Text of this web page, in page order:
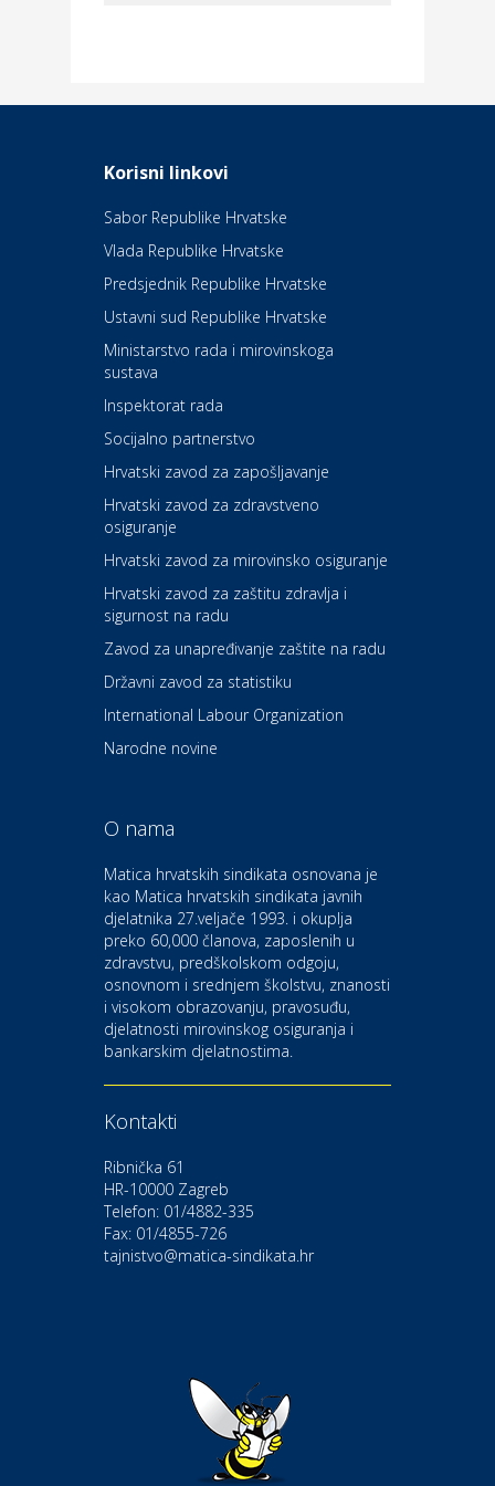
Daruvarske toplice – ljekovita
Kultura i edukacija
Kazalište Kerempuh
Kultura i edukacija
Kazalište ZKM
Auto-moto i tehnika
Zdravlje i osiguranje
Povoljnosti
Dental Sudar
Dom i dizajn
Euro-vrt – kosilice, motorne
Odmor
Bistrica
Auto-moto i tehnika
CIAK Auto d.o.o.
Kultura i edukacija
Kazalište Gavella
Moda i ljepota
Gastro
Hotel Bunčić Vrbovec
Izletište i vinotočje VINIA
Korisni linkovi
Sabor Republike Hrvatske
Vlada Republike Hrvatske
Predsjednik Republike Hrvatske
Ustavni sud Republike Hrvatske
Ministarstvo rada i mirovinskoga
sustava
Inspektorat rada
Socijalno partnerstvo
Hrvatski zavod za zapošljavanje
Hrvatski zavod za zdravstveno
osiguranje
Hrvatski zavod za mirovinsko osiguranje
Hrvatski zavod za zaštitu zdravlja i
sigurnost na radu
Zavod za unapređivanje zaštite na radu
Državni zavod za statistiku
International Labour Organization
Narodne novine
O nama
Matica hrvatskih sindikata osnovana je
kao Matica hrvatskih sindikata javnih
djelatnika 27.veljače 1993. i okuplja
preko 60,000 članova, zaposlenih u
zdravstvu, predškolskom odgoju,
osnovnom i srednjem školstvu, znanosti
i visokom obrazovanju, pravosuđu,
djelatnosti mirovinskog osiguranja i
bankarskim djelatnostima.
Kontakti
Ribnička 61
HR-10000 Zagreb
Telefon: 01/4882-335
Fax: 01/4855-726
tajnistvo@matica-sindikata.hr